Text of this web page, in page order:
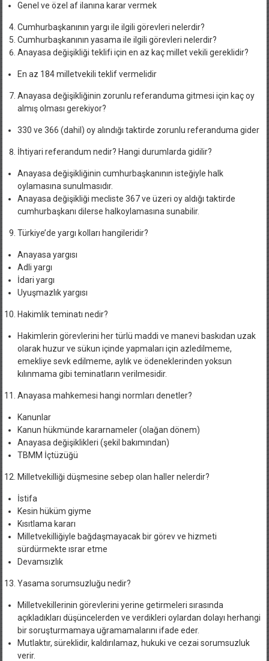
Genel ve özel af ilanına karar vermek
Cumhurbaşkanının yargı ile ilgili görevleri nelerdir?
Cumhurbaşkanının yasama ile ilgili görevleri nelerdir?
Anayasa değişikliği teklifi için en az kaç millet vekili gereklidir?
En az 184 milletvekili teklif vermelidir
Anayasa değişikliğinin zorunlu referanduma gitmesi için kaç oy
almış olması gerekiyor?
330 ve 366 (dahil) oy alındığı taktirde zorunlu referanduma gider
İhtiyari referandum nedir? Hangi durumlarda gidilir?
Anayasa değişikliğinin cumhurbaşkanının isteğiyle halk
oylamasına sunulmasıdır.
Anayasa değişikliği mecliste 367 ve üzeri oy aldığı taktirde
cumhurbaşkanı dilerse halkoylamasına sunabilir.
Türkiye’de yargı kolları hangileridir?
Anayasa yargısı
Adli yargı
İdari yargı
Uyuşmazlık yargısı
Hakimlik teminatı nedir?
Hakimlerin görevlerini her türlü maddi ve manevi baskıdan uzak
olarak huzur ve sükun içinde yapmaları için azledilmeme,
emekliye sevk edilmeme, aylık ve ödeneklerinden yoksun
kılınmama gibi teminatların verilmesidir.
Anayasa mahkemesi hangi normları denetler?
Kanunlar
Kanun hükmünde kararnameler (olağan dönem)
Anayasa değişiklikleri (şekil bakımından)
TBMM İçtüzüğü
Milletvekilliği düşmesine sebep olan haller nelerdir?
İstifa
Kesin hüküm giyme
Kısıtlama kararı
Milletvekilliğiyle bağdaşmayacak bir görev ve hizmeti
sürdürmekte ısrar etme
Devamsızlık
Yasama sorumsuzluğu nedir?
Milletvekillerinin görevlerini yerine getirmeleri sırasında
açıkladıkları düşüncelerden ve verdikleri oylardan dolayı herhangi
bir soruşturmamaya uğramamalarını ifade eder.
Mutlaktır, süreklidir, kaldırılamaz, hukuki ve cezai sorumsuzluk
verir.